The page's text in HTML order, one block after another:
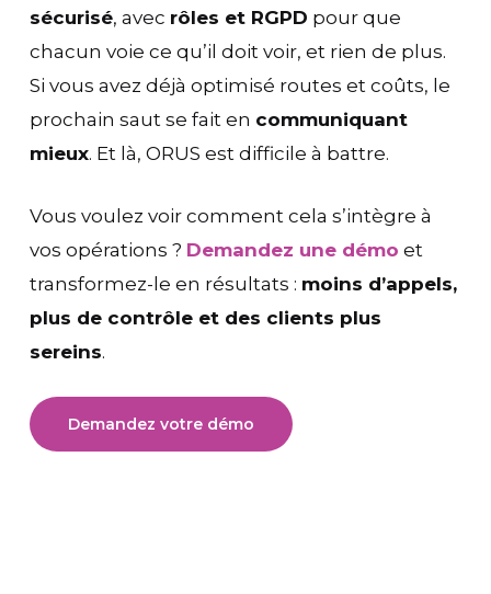
sécurisé, avec rôles et RGPD pour que
chacun voie ce qu’il doit voir, et rien de plus.
Si vous avez déjà optimisé routes et coûts, le
prochain saut se fait en communiquant
mieux. Et là, ORUS est difficile à battre.
Vous voulez voir comment cela s’intègre à
vos opérations ? Demandez une démo et
transformez-le en résultats : moins d’appels,
plus de contrôle et des clients plus
sereins.
Demandez votre démo